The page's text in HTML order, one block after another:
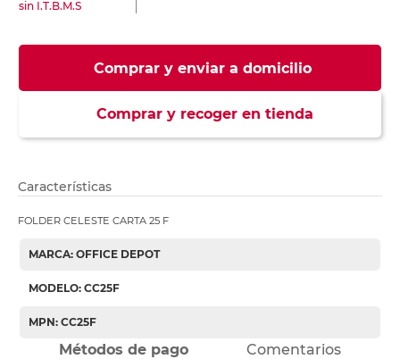
sin I.T.B.M.S
Comprar y enviar a domicilio
Comprar y recoger en tienda
Características
FOLDER CELESTE CARTA 25 F
MARCA: OFFICE DEPOT
MODELO: CC25F
MPN: CC25F
Métodos de pago Comentarios